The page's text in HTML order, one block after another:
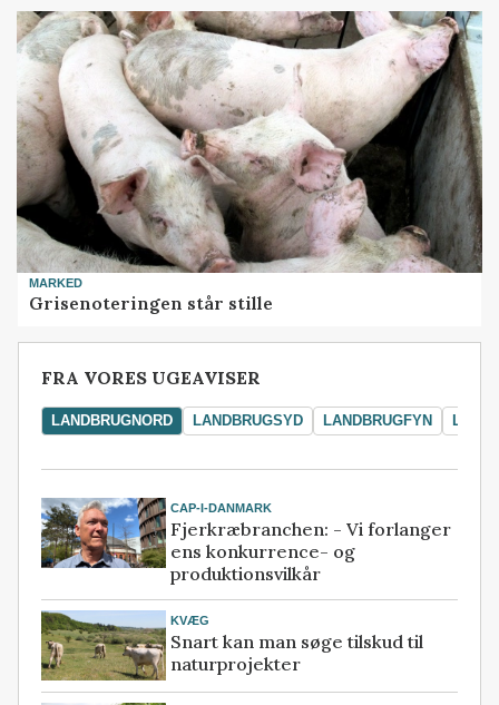
MARKED
Grisenoteringen står stille
FRA VORES UGEAVISER
LANDBRUGNORD LANDBRUGSYD LANDBRUGFYN
CAP-I-DANMARK
Fjerkræbranchen: - Vi forlanger
ens konkurrence- og
produktionsvilkår
KVÆG
Snart kan man søge tilskud til
naturprojekter